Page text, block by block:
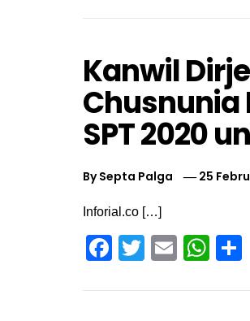
Kanwil
Chusnunia
SPT 2020
BySepta Palga 25
Inforial.co […]
Facebook
TwitterEmail